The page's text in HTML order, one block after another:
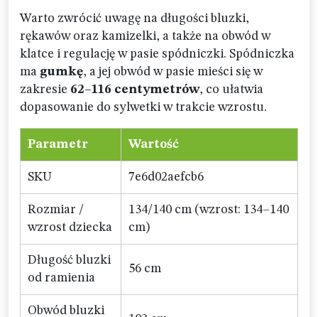
Warto zwrócić uwagę na długości bluzki,
rękawów oraz kamizelki, a także na obwód w
klatce i regulację w pasie spódniczki. Spódniczka
ma gumkę, a jej obwód w pasie mieści się w
zakresie 62–116 centymetrów, co ułatwia
dopasowanie do sylwetki w trakcie wzrostu.
Parametr Wartość
SKU 7e6d02aefcb6
Rozmiar /
wzrost dziecka
134/140 cm (wzrost: 134–140
cm)
Długość bluzki
od ramienia
56 cm
Obwód bluzki